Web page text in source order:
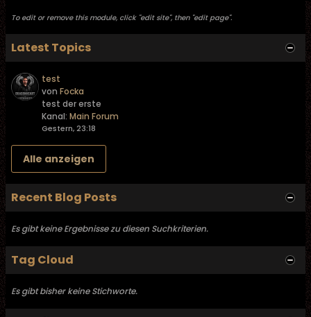
To edit or remove this module, click "edit site", then "edit page".
Latest Topics
test
von Focka
test der erste
Kanal: Main Forum
Gestern, 23:18
Alle anzeigen
Recent Blog Posts
Es gibt keine Ergebnisse zu diesen Suchkriterien.
Tag Cloud
Es gibt bisher keine Stichworte.